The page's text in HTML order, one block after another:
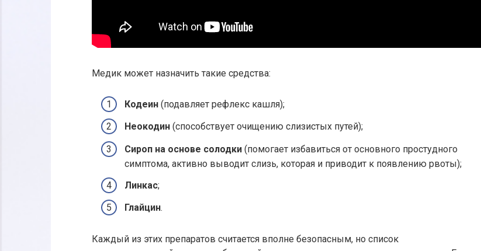
Медик может назначить такие средства:
Кодеин (подавляет рефлекс кашля);
Неокодин (способствует очищению слизистых путей);
Сироп на основе солодки (помогает избавиться от основного простудного
симптома, активно выводит слизь, которая и приводит к появлению рвоты);
Линкас;
Глайцин.
Каждый из этих препаратов считается вполне безопасным, но список